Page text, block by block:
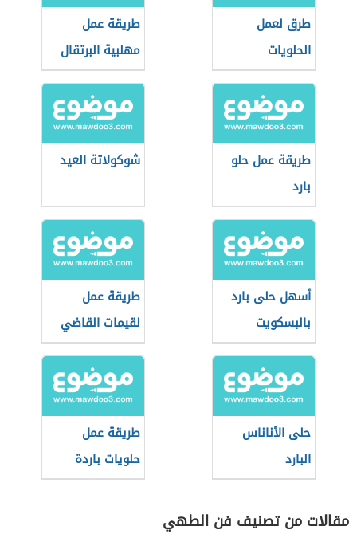
طرق لعمل
الحلويات
طريقة عمل
مهلبية البرتقال
طريقة عمل حلو
بارد
شوكولاتة العيد
أسهل حلى بارد
بالبسكويت
طريقة عمل
لقيمات القاضي
حلى الأناناس
البارد
طريقة عمل
حلويات باردة
مقالات من تصنيف فن الطهي